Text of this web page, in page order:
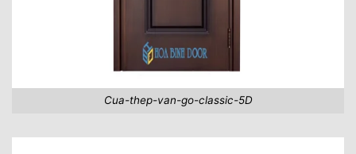
Cua-thep-van-go-classic-5D